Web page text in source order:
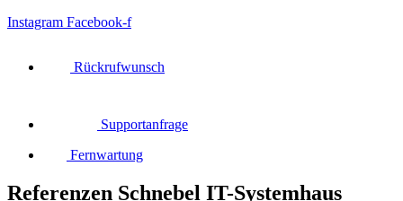
Instagram Facebook-f
Rückrufwunsch
Supportanfrage
Fernwartung
Referenzen Schnebel IT-Systemhaus